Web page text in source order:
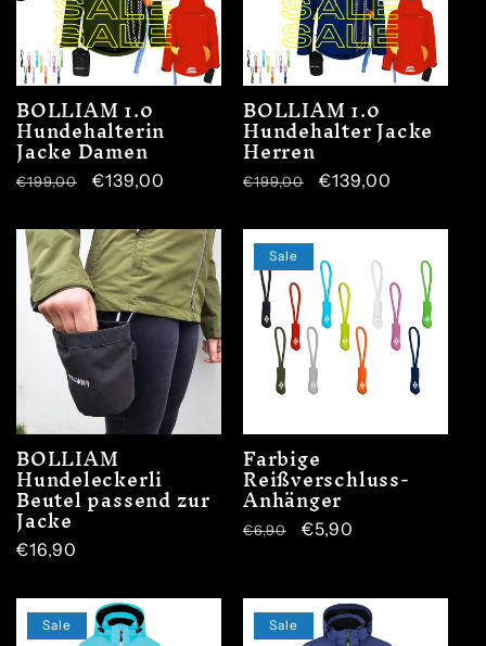
BOLLIAM 1.0
Hundehalterin
Jacke Damen
Normaler
€199,00 Verkaufspreis
€139,00
BOLLIAM 1.0
Hundehalter Jacke
Herren
Normaler
€199,00 Verkaufspreis
€139,00
BOLLIAM
Hundeleckerli
Beutel passend zur
Jacke
Normaler
€16,90
Sale
Farbige
Reißverschluss-
Anhänger
Normaler
€6,90 Verkaufspreis
€5,90
Sale Sale